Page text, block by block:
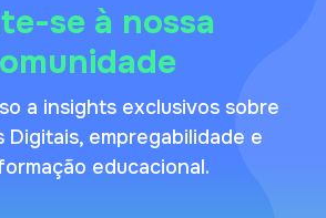
se à nossa
a insights exclusivos sobre
Digitais, empregabilidade e
educacional.